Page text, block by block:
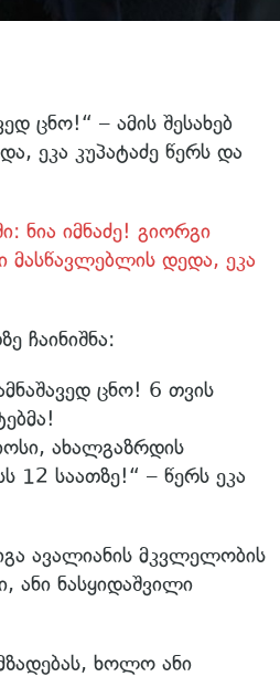
ცნო!“ – ამის შესახებ
ეკა კუპატაძე წერს და
ნია იმნაძე! გიორგი
მასწავლებლის დედა, ეკა
ჩაინიშნა:
ცნო! 6 თვის
ახალგაზრდის
12 საათზე!“ – წერს ეკა
ავალიანის მკვლელობის
ანი ნასყიდაშვილი
ხოლო ანი